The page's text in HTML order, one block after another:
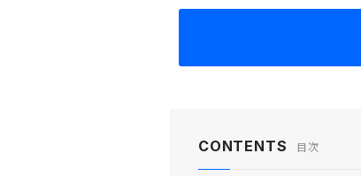
CONTENTS 目次